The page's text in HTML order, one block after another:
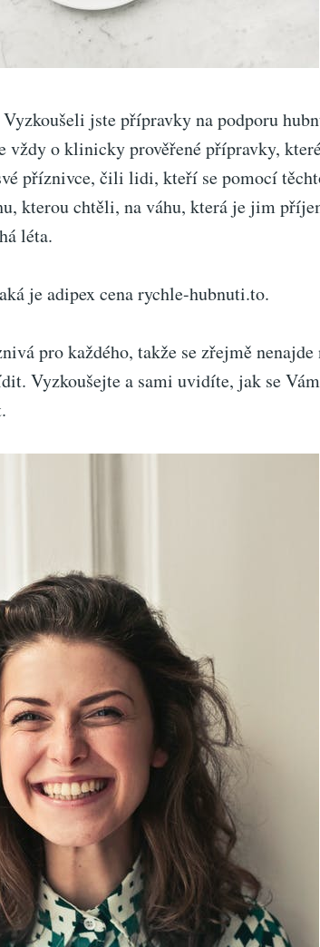
jste přípravky na podporu
vždy o klinicky prověřené přípravky,
příznivce, čili lidi, kteří se pomocí
kterou chtěli, na váhu, která je jim
léta.
je adipex cenarychle-hubnuti.to.
pro každého, takže se zřejmě
Vyzkoušejte a sami uvidíte, jak se